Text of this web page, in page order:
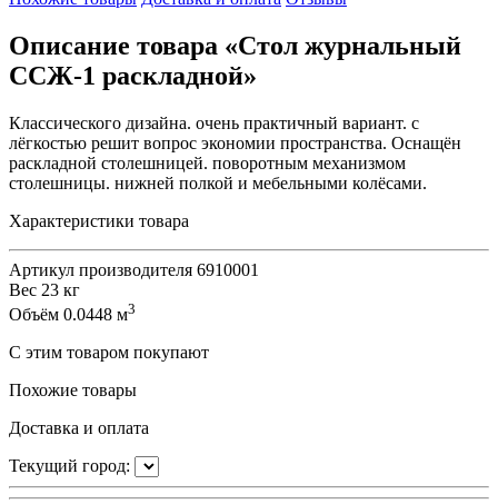
Описание товара «Стол журнальный
ССЖ-1 раскладной»
Классического дизайна. очень практичный вариант. с
лёгкостью решит вопрос экономии пространства. Оснащён
раскладной столешницей. поворотным механизмом
столешницы. нижней полкой и мебельными колёсами.
Характеристики товара
Артикул производителя 6910001
Вес 23 кг
Объём 0.0448 м3
С этим товаром покупают
Похожие товары
Доставка и оплата
Текущий город: